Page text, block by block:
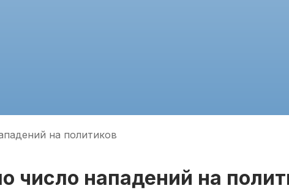
на политиков
число нападений на